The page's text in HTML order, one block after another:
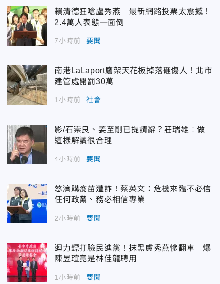
賴清德狂嗆盧秀燕 最新網路投票太震撼！
2.4萬人表態一面倒
7小時前 要聞
南港LaLaport鷹架天花板掉落砸傷人！北市
建管處開罰30萬
1小時前 社會
影/石崇良、姜至剛已提請辭？莊瑞雄：做
這樣解讀很合理
4小時前 要聞
慈濟購疫苗遭詐！蔡英文：危機來臨不必信
任何政黨、務必相信專業
2小時前 要聞
迴力鏢打臉民進黨！抹黑盧秀燕慘翻車 爆
陳昱瑄竟是林佳龍聘用
1小時前 要聞